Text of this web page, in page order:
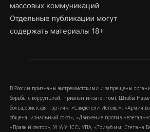
массовых коммуникаций
Отдельные публикации могут
содержать материалы 18+
В России признаны экстремистскими и запрещены
борьбы с коррупцией, признан иноагентом), Штабы
большевистская партия», «Свидетели Иеговы», «Армия
общенациональный союз», «Движение против
«Правый сектор», УНА-УНСО, УПА, «Тризуб им. Степана